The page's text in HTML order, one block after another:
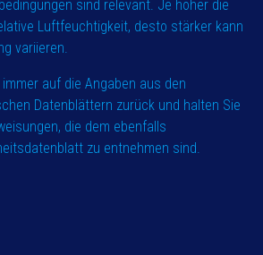
sind relevant. Je höher die
Luftfeuchtigkeit, desto stärker kann
variieren.
auf die Angaben aus den
Datenblättern zurück und halten Sie
die dem ebenfalls
zu entnehmen sind.